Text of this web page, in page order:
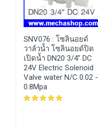
SNV076 : โซลินอยด์
วาล์วน้ำ โซลินอยด์ปิด
เปิดน้ำ DN20 3/4" DC
24V Electric Solenoid
Valve water N/C 0.02 -
0.8Mpa